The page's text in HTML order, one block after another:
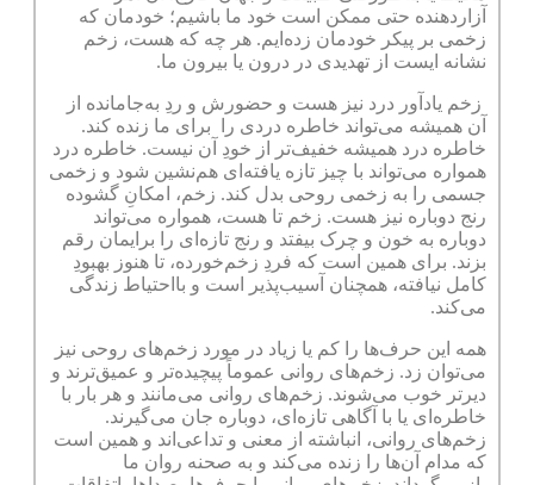
آزاردهنده حتی ممکن است خود ما باشیم؛ خودمان که
زخمی بر پیکر خودمان زده‌ایم. هر چه که هست، زخم
نشانه ایست از تهدیدی در درون یا بیرون ما.
زخم یادآور درد نیز هست و حضورش و ردِ به‌جامانده از
آن همیشه می‌تواند خاطره دردی را برای ما زنده کند.
خاطره درد همیشه خفیف‌تر از خودِ آن نیست. خاطره درد
همواره می‌تواند با چیز تازه یافته‌ای هم‌نشین شود و زخمی
جسمی را به زخمی روحی بدل کند. زخم، امکانِ گشوده
رنج دوباره نیز هست. زخم تا هست، همواره می‌تواند
دوباره به خون و چرک بیفتد و رنج تازه‌ای را برایمان رقم
بزند. برای همین است که فردِ زخم‌خورده، تا هنوز بهبودِ
کامل نیافته، همچنان آسیب‌پذیر است و بااحتیاط زندگی
می‌کند.
همه این حرف‌ها را کم یا زیاد در مورد زخم‌های روحی نیز
می‌توان زد. زخم‌های روانی عموماً پیچیده‌تر و عمیق‌ترند و
دیرتر خوب می‌شوند. زخم‌های روانی می‌مانند و هر بار با
خاطره‌ای یا با آگاهی تازه‌ای، دوباره جان می‌گیرند.
زخم‌های روانی، انباشته از معنی و تداعی‌اند و همین است
که مدام آن‌ها را زنده می‌کند و به صحنه روان ما